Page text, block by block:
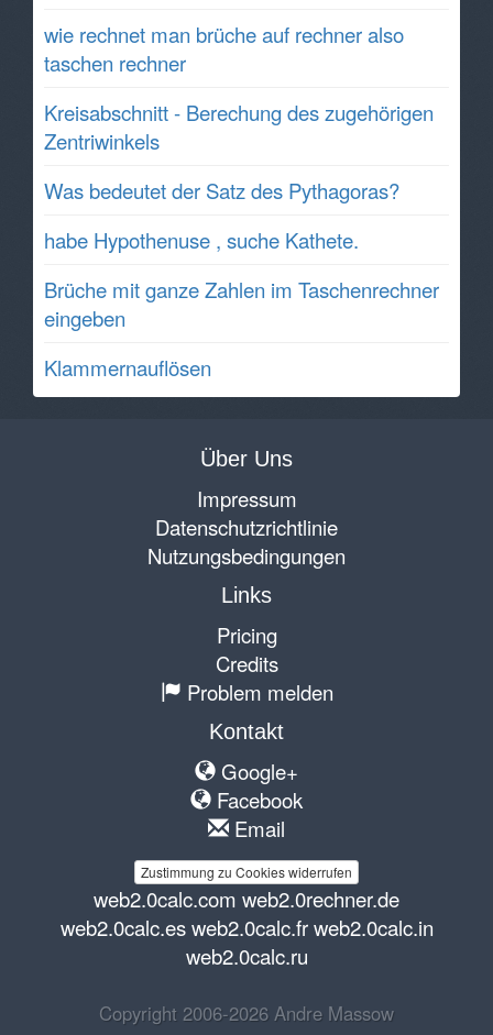
wie rechnet man brüche auf rechner also
taschen rechner
Kreisabschnitt - Berechung des zugehörigen
Zentriwinkels
Was bedeutet der Satz des Pythagoras?
habe Hypothenuse , suche Kathete.
Brüche mit ganze Zahlen im Taschenrechner
eingeben
Klammernauflösen
Über Uns
Impressum
Datenschutzrichtlinie
Nutzungsbedingungen
Links
Pricing
Credits
Problem melden
Kontakt
Google+
Facebook
Email
Zustimmung zu Cookies widerrufen
web2.0calc.com web2.0rechner.de
web2.0calc.es web2.0calc.fr web2.0calc.in
web2.0calc.ru
Copyright 2006-2026 Andre Massow